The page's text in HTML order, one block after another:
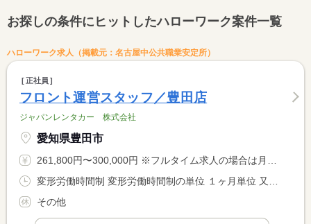
お探しの条件にヒットしたハローワーク案件一覧
ハローワーク求人（掲載元：名古屋中公共職業安定所）
正社員
フロント運営スタッフ／豊田店
ジャパンレンタカー 株式会社
愛知県豊田市
261,800円〜300,000円 ※フルタイム求人の場合は月額（換算額）、パート求人の場合は時間額を表示しています。
その他